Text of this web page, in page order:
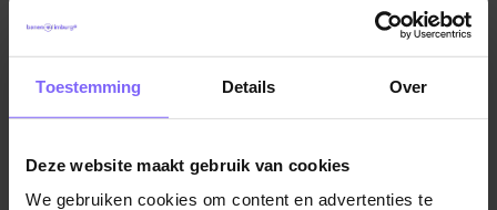
Toestemming Details Over
Deze website maakt gebruik van cookies
We gebruiken cookies om content en advertenties te